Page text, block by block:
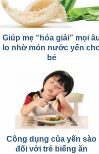
Giúp mẹ “hóa giải” mọi
lo nhờ món nước yến
bé
Công dụng của yến sào
đối với trẻ biếng ăn